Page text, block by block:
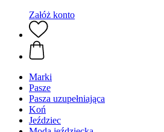
Załóż konto
Marki
Pasze
Pasza uzupełniająca
Koń
Jeździec